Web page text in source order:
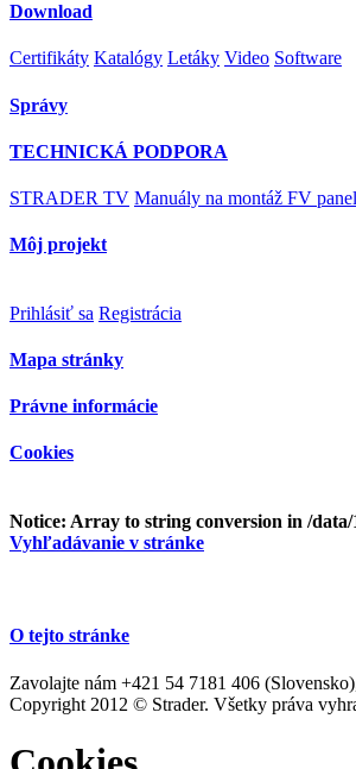
Download
Certifikáty Katalógy Letáky Video Software
Správy
TECHNICKÁ PODPORA
STRADER TV Manuály na montáž FV
Môj projekt
Prihlásiť sa Registrácia
Mapa stránky
Právne informácie
Cookies
Notice: Array to string conversion in /data/
Vyhľadávanie v stránke
O tejto stránke
Zavolajte nám +421 54 7181 406
Copyright 2012 © Strader. Všetky práva